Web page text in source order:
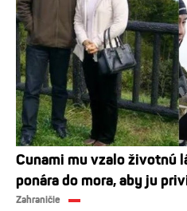
Cunami mu vzalo životnú
ponára do mora, aby ju
Zahraničie